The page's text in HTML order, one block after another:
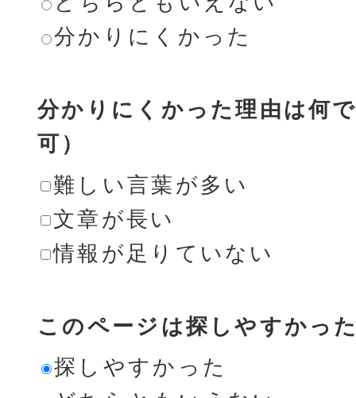
分かりにくかった
分かりにくかった理由は何
可）
難しい言葉が多い
文章が長い
情報が足りていない
このページは探しやすかっ
探しやすかった